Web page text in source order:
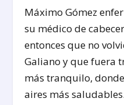
Máximo Gómez
su médico de
entonces que no
Galiano y que fuera
más tranquilo,
aires más saludables.